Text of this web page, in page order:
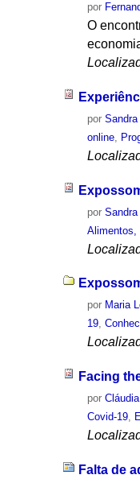
por
O
por
online
por
Alimentos,
por Maria
19,
Facing
por
Covid-19
Falta de